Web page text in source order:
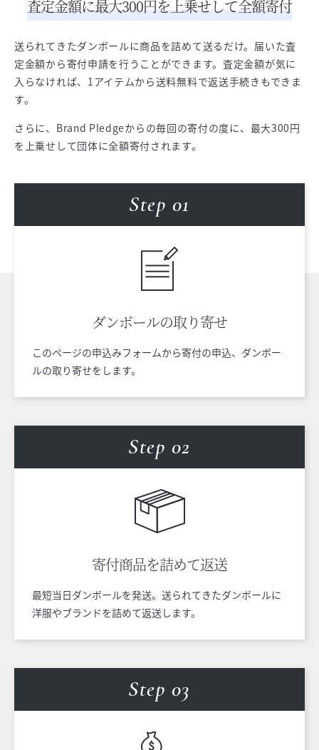
査定金額に最大300円を上乗せして全額寄付
送られてきたダンボールに商品を詰めて送るだけ。届いた査
定金額から寄付申請を行うことができます。査定金額が気に
入らなければ、1アイテムから送料無料で返送手続きもできま
す。
さらに、Brand Pledgeからの毎回の寄付の度に、最大300円
を上乗せして団体に全額寄付されます。
Step 01
ダンボールの取り寄せ
このページの申込みフォームから寄付の申込、ダンボー
ルの取り寄せをします。
Step 02
寄付商品を詰めて返送
最短当日ダンボールを発送。送られてきたダンボールに
洋服やブランドを詰めて返送します。
Step 03